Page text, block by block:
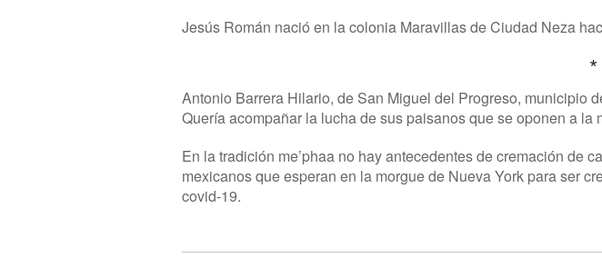
Jesús Román nació en la colonia Maravillas de Ciudad Neza
Antonio Barrera Hilario, de San Miguel del Progreso, municipio
Quería acompañar la lucha de sus paisanos que se oponen a la
En la tradición me’phaa no hay antecedentes de cremación de
mexicanos que esperan en la morgue de Nueva York para ser
covid-19.